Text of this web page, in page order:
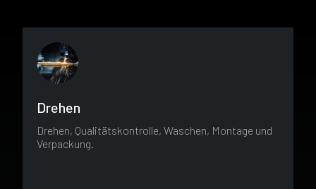
Drehen
Drehen, Qualitätskontrolle, Waschen, Montage und
Verpackung.